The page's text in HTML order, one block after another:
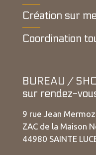
Création sur
Coordination
BUREAU /
sur rendez-
9 rue Jean Mermoz
ZAC de la Maison
44980 SAINTE